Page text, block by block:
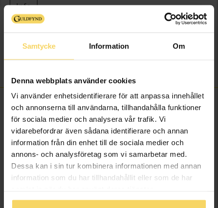
Samtycke Information Om
Denna webbplats använder cookies
Vi använder enhetsidentifierare för att anpassa innehållet
och annonserna till användarna, tillhandahålla funktioner
för sociala medier och analysera vår trafik. Vi
vidarebefordrar även sådana identifierare och annan
information från din enhet till de sociala medier och
annons- och analysföretag som vi samarbetar med.
Dessa kan i sin tur kombinera informationen med annan
information som du har tillhandahållit eller som de har
Info
Höjd ca (cm)
4,2
Varumärke
FINNS OCKSÅ SOM